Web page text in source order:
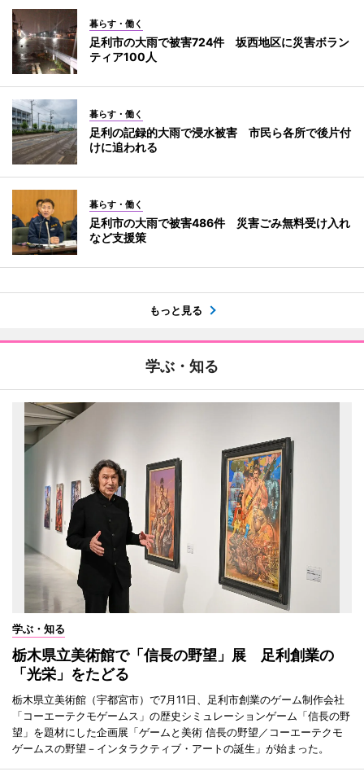
暮らす・働く
足利市の大雨で被害724件 坂西地区に災害ボラン
ティア100人
暮らす・働く
足利の記録的大雨で浸水被害 市民ら各所で後片付
けに追われる
暮らす・働く
足利市の大雨で被害486件 災害ごみ無料受け入れ
など支援策
もっと見る
学ぶ・知る
学ぶ・知る
栃木県立美術館で「信長の野望」展 足利創業の
「光栄」をたどる
栃木県立美術館（宇都宮市）で7月11日、足利市創業のゲーム制作会社
「コーエーテクモゲームス」の歴史シミュレーションゲーム「信長の野
望」を題材にした企画展「ゲームと美術 信長の野望／コーエーテクモ
ゲームスの野望－インタラクティブ・アートの誕生」が始まった。